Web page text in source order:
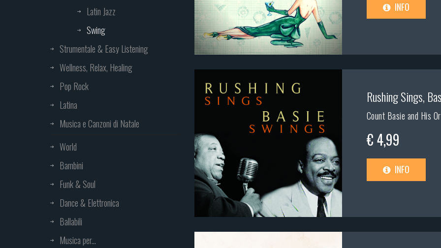
Latin Jazz
Swing
Strumentale & Easy Listening
Wellness, Relax, Healing
Pop Rock
Latina
Musica e Canzoni di Natale
World
Bambini
Funk & Soul
Dance & Elettronica
Ballabili
Musica per...
INFO
Rushing Sings,
Count Basie and His
€ 4,99
INFO